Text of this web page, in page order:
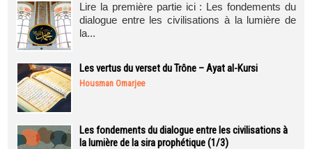
Lire la première partie ici : Les fondements du
dialogue entre les civilisations à la lumière de
la...
Les vertus du verset du Trône – Ayat al-Kursi
Housman Omarjee
Les fondements du dialogue entre les civilisations à
la lumière de la sira prophétique (1/3)